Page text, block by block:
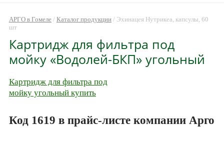
АРГО в Гомеле/ Каталог продукции/ Эхинацея Нутрикеа, капсулы, 60
шт
Картридж для фильтра под
мойку «Водолей-БКП» угольный
Картридж для фильтра под
мойку угольный купить
Код 1619 в прайс-листе компании Арго